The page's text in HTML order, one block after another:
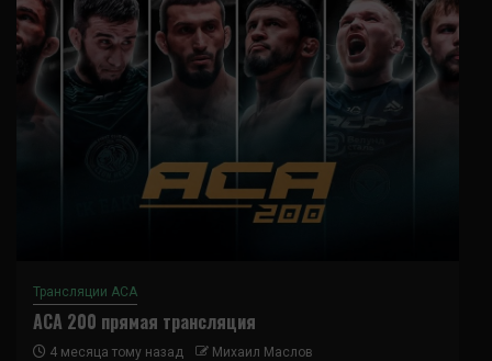
Трансляции ACA
ACA 200 прямая трансляция
4 месяца тому назад Михаил Маслов